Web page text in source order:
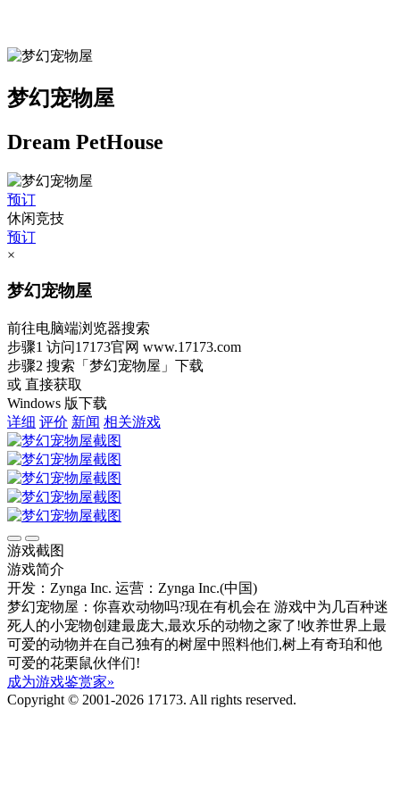
梦幻宠物屋
Dream PetHouse
预订
休闲竞技
预订
×
梦幻宠物屋
前往电脑端浏览器搜索
步骤1 访问17173官网 www.17173.com
步骤2 搜索 「梦幻宠物屋」 下载
或 直接获取
Windows 版下载
详细 评价 新闻 相关游戏
游戏截图
游戏简介
开发：Zynga Inc. 运营：Zynga Inc.(中国)
梦幻宠物屋：你喜欢动物吗?现在有机会在 游戏中为几百种迷
死人的小宠物创建最庞大,最欢乐的动物之家了!收养世界上最
可爱的动物并在自己独有的树屋中照料他们,树上有奇珀和他
可爱的花栗鼠伙伴们!
成为游戏鉴赏家»
Copyright © 2001-2026 17173. All rights reserved.